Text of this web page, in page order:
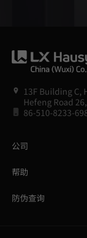
13F Building C,
Hefeng Road
86-510-8233-
公司
帮助
防伪查询